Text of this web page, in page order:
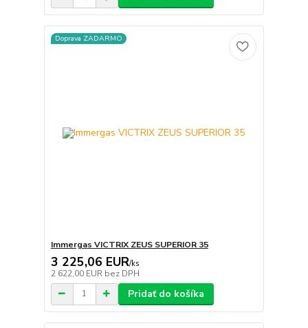
Doprava ZADARMO
Immergas VICTRIX ZEUS SUPERIOR 35
3 225,06 EUR/ks
2 622,00 EUR bez DPH
Pridať do košíka